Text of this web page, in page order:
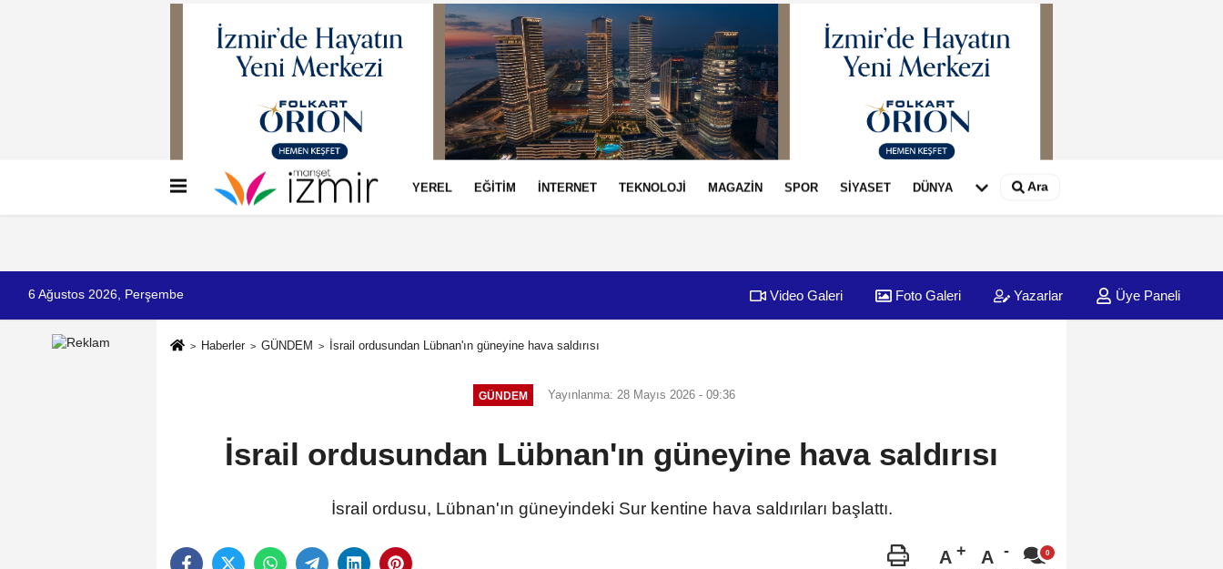
İletişim Çerez Politikası
YEREL EĞİTİM İNTERNET TEKNOLOJİ MAGAZİN SPOR SİYASET DÜNYA Ara
6 Ağustos 2026, Perşembe Video Galeri Foto Galeri Yazarlar Üye Paneli
Haberler GÜNDEM İsrail ordusundan Lübnan'ın güneyine hava saldırısı
GÜNDEM Yayınlanma: 28 Mayıs 2026 - 09:36
İsrail ordusundan Lübnan'ın güneyine hava saldırısı
İsrail ordusu, Lübnan'ın güneyindeki Sur kentine hava saldırıları başlattı.
A A